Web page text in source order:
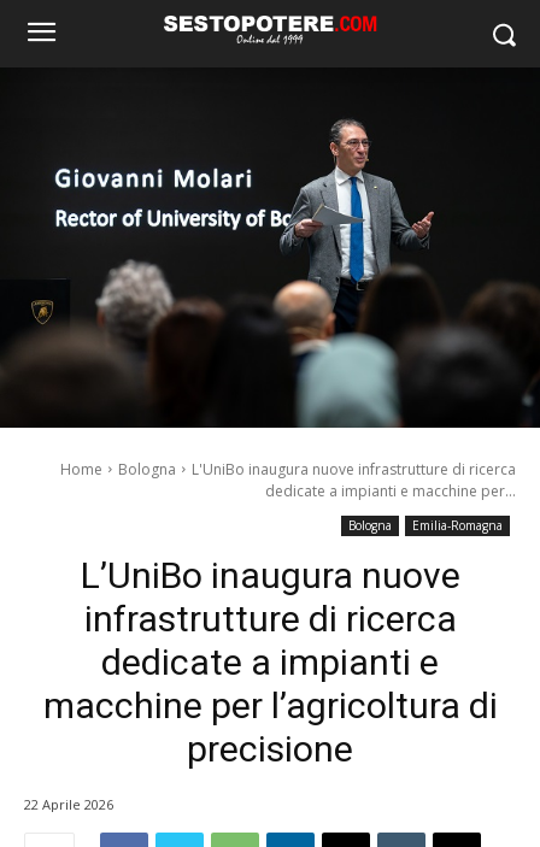
Home Bologna
L'UniBo inaugura nuove infrastrutture di ricerca
dedicate a impianti e macchine per...
Bologna Emilia-Romagna
L’UniBo inaugura nuove
infrastrutture di ricerca
dedicate a impianti e
macchine per l’agricoltura di
precisione
22 Aprile 2026